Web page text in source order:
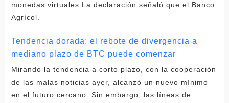
monedas virtuales.La declaración señaló que el Banco
Agrícol.
Tendencia dorada: el rebote de divergencia a
mediano plazo de BTC puede comenzar
Mirando la tendencia a corto plazo, con la cooperación
de las malas noticias ayer, alcanzó un nuevo mínimo
en el futuro cercano. Sin embargo, las líneas de